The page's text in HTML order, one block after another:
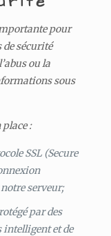
pour
sécurité
ou la
sous
:
SSL (Secure
serveur;
par des
et de